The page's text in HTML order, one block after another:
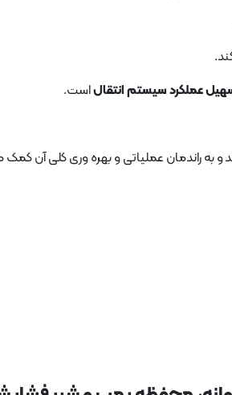
عملکرد سیستم انتقالاست.
به راندمان عملیاتی و بهره وری کلی آن